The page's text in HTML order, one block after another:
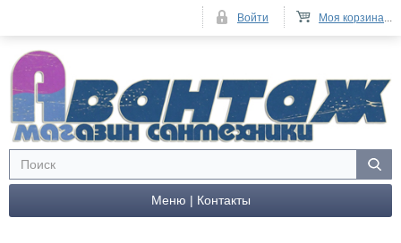
Меню | Контакты
Моя корзина...
Войти